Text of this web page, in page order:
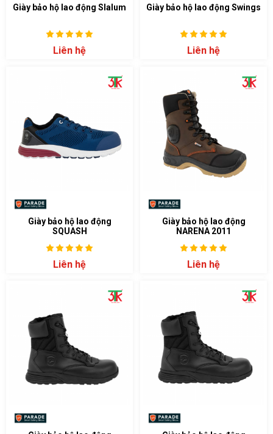
Giày bảo hộ lao động Slalum
Liên hệ
Giày bảo hộ lao động Swings
Liên hệ
Giày bảo hộ lao động
SQUASH
Liên hệ
Giày bảo hộ lao động
NARENA 2011
Liên hệ